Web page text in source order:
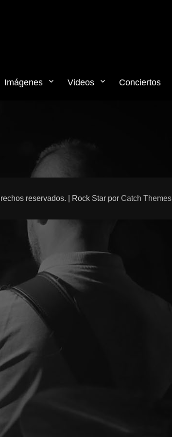
Imágenes Videos Conciertos
reservados. | Rock Star por Catch Themes